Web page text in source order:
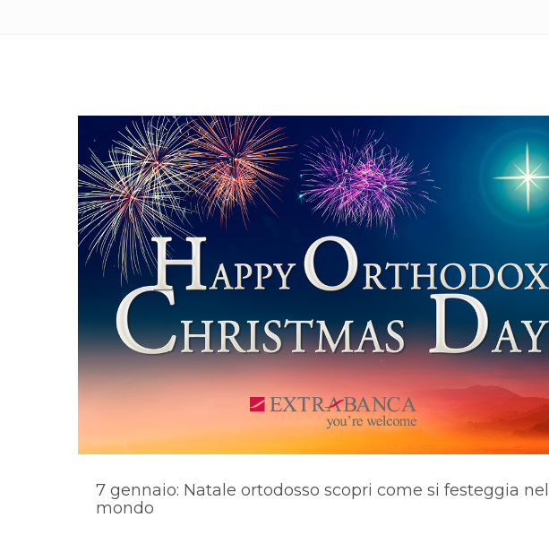
7 gennaio: Natale ortodosso scopri come si festeggia nel
mondo